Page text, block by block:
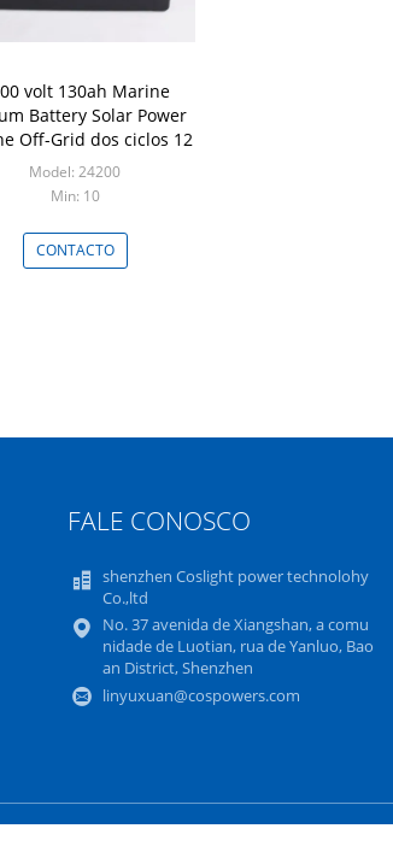
volt 130ah Marine
Battery Solar Power
Off-Grid dos ciclos 12
Model: 24200
Min: 10
CONTACTO
FALE CONOSCO
shenzhen Coslight power technolohy
Co.,ltd
No. 37 avenida de Xiangshan, a comu
nidade de Luotian, rua de Yanluo, Bao
an District, Shenzhen
linyuxuan@cospowers.com